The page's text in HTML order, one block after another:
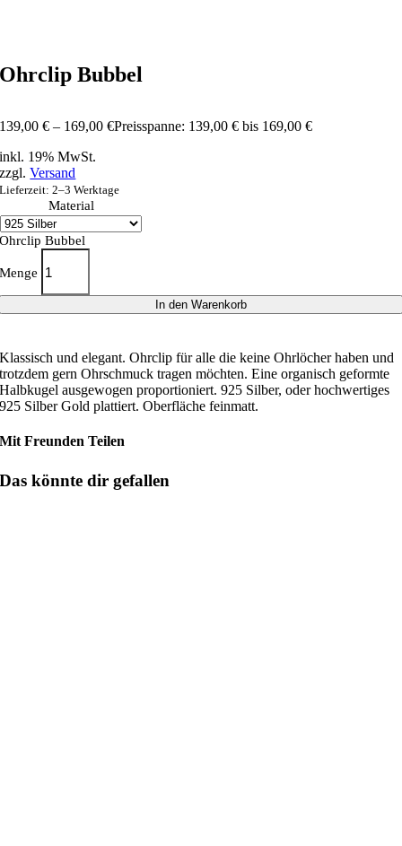
Ohrclip Bubbel
139,00€ – 169,00€Preisspanne: 139,00 € bis 169,00 €
inkl. 19% MwSt.
zzgl.Versand
Lieferzeit: 2–3 Werktage
Material
Ohrclip Bubbel
Menge
In den Warenkorb
Klassisch und elegant. Ohrclip für alle die keine Ohrlöcher haben und
trotzdem gern Ohrschmuck tragen möchten. Eine organisch geformte
Halbkugel ausgewogen proportioniert. 925 Silber, oder hochwertiges
925 Silber Gold plattiert. Oberfläche feinmatt.
Mit Freunden Teilen
Das könnte dir gefallen